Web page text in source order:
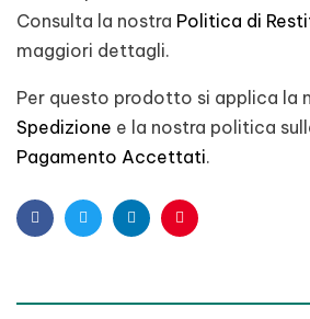
Consulta la nostra Politica di
maggiori dettagli.
Per questo prodotto si applica la
Spedizione e la nostra politica
Pagamento Accettati.
FacebookTwitterLinkedinPinterest